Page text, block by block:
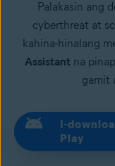
Palakasin ang
cyberthreat at
kahina-hinalang
Assistant na
gamit
I-
Play